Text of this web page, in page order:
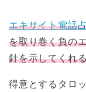
エキサイト電話
を取り巻く負の
針を示してくれ
得意とするタロ